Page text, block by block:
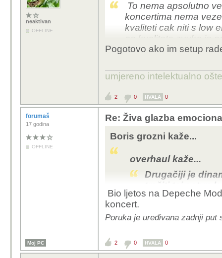
neaktivan
OFFLINE
To nema apsolutno
koncertima nema
kvaliteti cak niti s low
no kvaliteta zvuka je
Pogotovo ako im setup
umjereno intelektualno
2 0 HVALA 0
forumaš
17 godina
OFFLINE
Re: Živa glazba
Boris grozni kaže...
overhaul kaže...
Drugačiji je
tražiti taj setup
No, i bilo što live
nebi dvaput
Čak i ista
djeluje
Bio ljetos na Depeche
koncert.
Poruka je uređivana zadnji put
Moj PC 2 0 HVALA 0